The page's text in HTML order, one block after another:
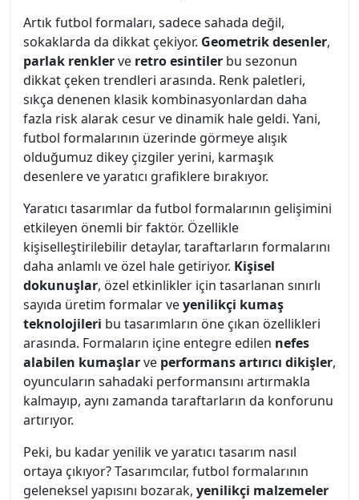
Artık futbol formaları, sadece sahada değil,
sokaklarda da dikkat çekiyor. Geometrik desenler,
parlak renklerve retro esintiler bu sezonun
dikkat çeken trendleri arasında. Renk paletleri,
sıkça denenen klasik kombinasyonlardan daha
fazla risk alarak cesur ve dinamik hale geldi. Yani,
futbol formalarının üzerinde görmeye alışık
olduğumuz dikey çizgiler yerini, karmaşık
desenlere ve yaratıcı grafiklere bırakıyor.
Yaratıcı tasarımlar da futbol formalarının gelişimini
etkileyen önemli bir faktör. Özellikle
kişiselleştirilebilir detaylar, taraftarların formalarını
daha anlamlı ve özel hale getiriyor. Kişisel
dokunuşlar, özel etkinlikler için tasarlanan sınırlı
sayıda üretim formalar veyenilikçi kumaş
teknolojileri bu tasarımların öne çıkan özellikleri
arasında. Formaların içine entegre edilen nefes
alabilen kumaşlarve performans artırıcı dikişler,
oyuncuların sahadaki performansını artırmakla
kalmayıp, aynı zamanda taraftarların da konforunu
artırıyor.
Peki, bu kadar yenilik ve yaratıcı tasarım nasıl
ortaya çıkıyor? Tasarımcılar, futbol formalarının
geleneksel yapısını bozarak, yenilikçi malzemeler